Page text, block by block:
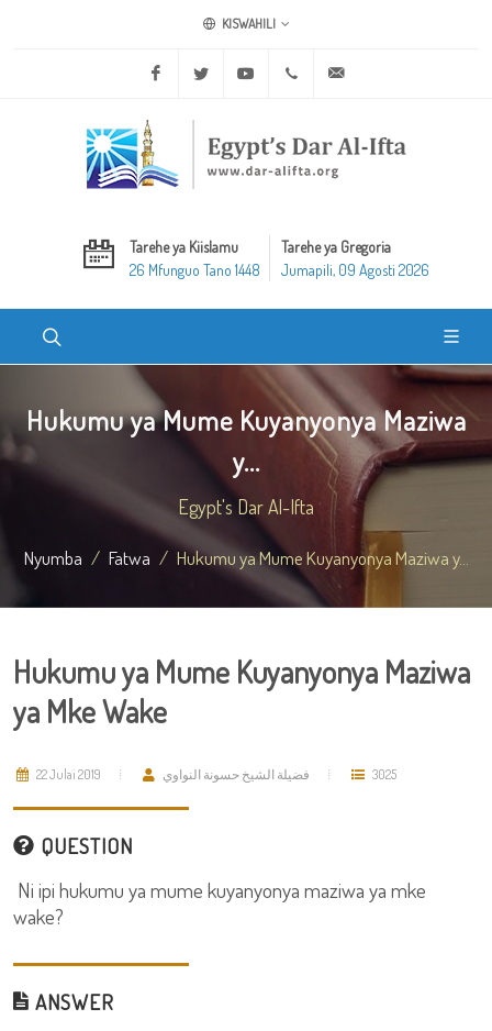
KISWAHILI
Facebook Twitter Youtube +20 2 25970400
Tarehe ya Kiislamu
26 Mfunguo Tano 1448
Tarehe ya Gregoria
Jumapili, 09 Agosti 2026
Hukumu ya Mume Kuyanyonya Maziwa
y...
Egypt's Dar Al-Ifta
Nyumba Fatwa Hukumu ya Mume Kuyanyonya Maziwa y...
Hukumu ya Mume Kuyanyonya Maziwa
ya Mke Wake
22 Julai 2019 فضيلة الشيخ حسونة النواوي 3025
QUESTION
Ni ipi hukumu ya mume kuyanyonya maziwa ya mke
wake?
ANSWER